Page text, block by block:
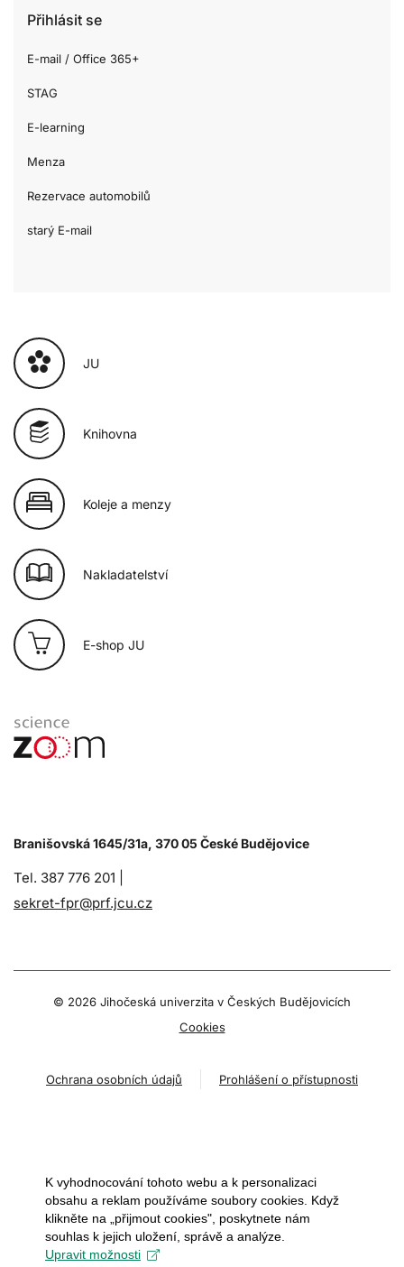
Přihlásit se
E-mail / Office 365+
STAG
E-learning
Menza
Rezervace automobilů
starý E-mail
JU
Knihovna
Koleje a menzy
Nakladatelství
E-shop JU
Branišovská 1645/31a, 370 05 České Budějovice
Tel. 387 776 201 |
sekret-fpr@prf.jcu.cz
© 2026 Jihočeská univerzita v Českých Budějovicích
Cookies
Ochrana osobních údajů Prohlášení o přístupnosti
K vyhodnocování tohoto webu a k personalizaci
obsahu a reklam používáme soubory cookies. Když
klikněte na „přijmout cookies", poskytnete nám
souhlas k jejich uložení, správě a analýze.
Upravit možnosti